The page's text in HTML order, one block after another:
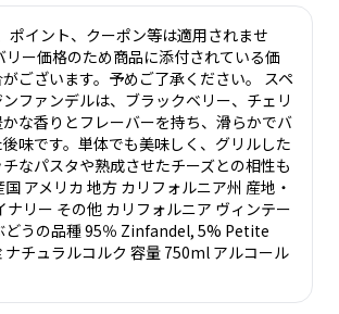
ポイント、クーポン等は適用されませ
ー価格のため商品に添付されている価
ございます。予めご了承ください。 スペ
ファンデルは、ブラックベリー、チェリ
な香りとフレーバーを持ち、滑らかでバ
味です。単体でも美味しく、グリルした
なパスタや熟成させたチーズとの相性も
アメリカ 地方 カリフォルニア州 産地・
ナリー その他 カリフォルニア ヴィンテー
どうの品種 95％ Zinfandel, 5% Petite
ナチュラルコルク 容量 750ml アルコール